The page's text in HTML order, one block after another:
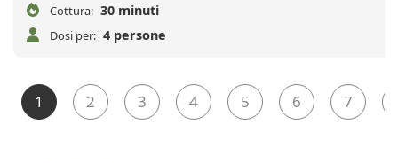
Cottura: 30 minuti
Dosi per: 4 persone
1 2 3 4 5 6 7